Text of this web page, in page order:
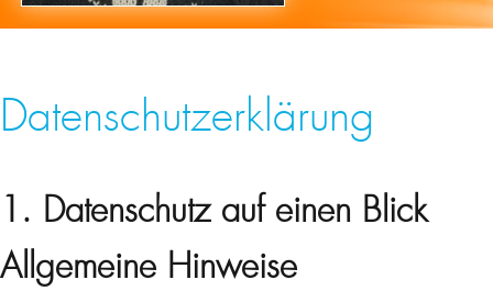
Datenschutzerklärung
1. Datenschutz auf einen Blick
Allgemeine Hinweise